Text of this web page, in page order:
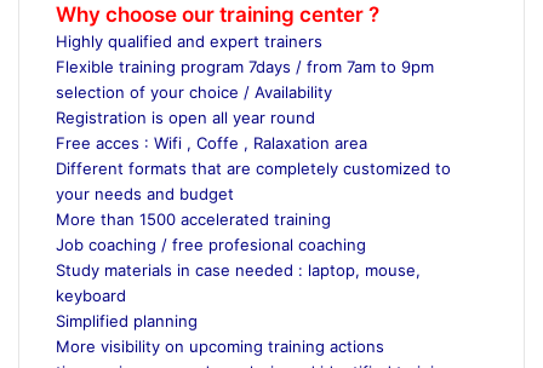
Why choose our training center ?
Highly qualified and expert trainers
Flexible training program 7days / from 7am to 9pm
selection of your choice / Availability
Registration is open all year round
Free acces : Wifi , Coffe , Ralaxation area
Different formats that are completely customized to
your needs and budget
More than 1500 accelerated training
Job coaching / free profesional coaching
Study materials in case needed : laptop, mouse,
keyboard
Simplified planning
More visibility on upcoming training actions